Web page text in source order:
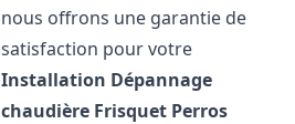
nous offrons une garantie de
satisfaction pour votre
Installation Dépannage
chaudière Frisquet Perros